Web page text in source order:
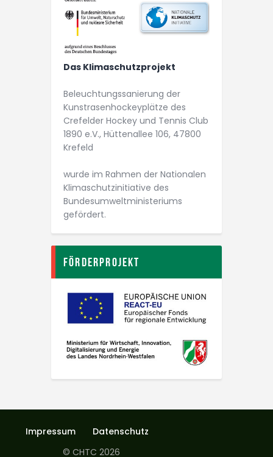
Das Klimaschutzprojekt
Beleuchtungs­­sanierung der
Kunstrasen­­hockey­plätze des
Crefelder Hockey und Tennis Club
1890 e.V., Hüttenallee 106, 47800
Krefeld
wurde im Rahmen der Nationalen
Klimaschutz­initiative des
Bundesumwelt­ministeriums
gefördert.
Förderprojekt
Impressum
Datenschutz
© CHTC 2026